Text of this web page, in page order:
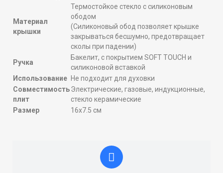
Материал
крышки
Термостойкое стекло с силиконовым
ободом
(Силиконовый обод позволяет крышке
закрываться бесшумно, предотвращает
сколы при падении)
Ручка
Бакелит, с покрытием SOFT TOUCH и
силиконовой вставкой
Использование Не подходит для духовки
Совместимость
плит
Электрические, газовые, индукционные,
стекло керамические
Размер
16x7.5 cм